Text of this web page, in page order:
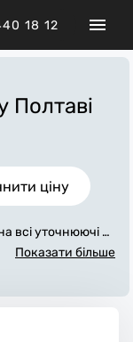
18 12
Полтаві
ціну
всі уточнюючі за
зв'яжемося з вам
робоче місц
Показати більше